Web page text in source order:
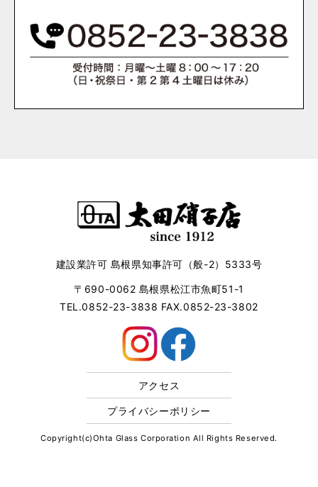
建設業許可 島根県知事許可（般-2）5333号
〒690-0062 島根県松江市魚町51-1
TEL.0852-23-3838 FAX.0852-23-3802
アクセス
プライバシーポリシー
Copyright(c)Ohta Glass Corporation All Rights Reserved.